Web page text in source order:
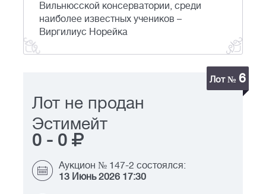
Вильнюсской консерватории, среди
наиболее известных учеников –
Виргилиус Норейка
Лот № 6
Лот не продан
Эстимейт
0 - 0
Аукцион № 147-2 состоялся:
13 Июнь 2026 17:30